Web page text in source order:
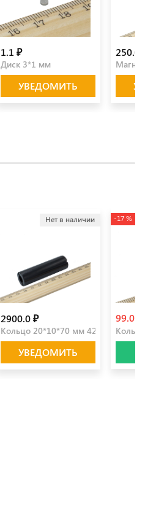
1.1 ₽
Диск 3*1 мм
УВЕДОМИТЬ
250.0
Нет в наличии
2900.0 ₽
Кольцо 20*10*70 мм 42SH
УВЕДОМИТЬ
-17 %
99.0 ₽